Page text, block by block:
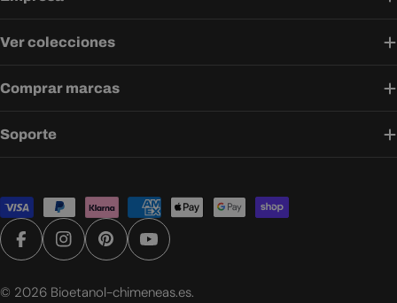
Ver colecciones
Comprar marcas
Soporte
Métodos
de
pagoFacebookInstagramPinterestYouTube
© 2026 Bioetanol-chimeneas.es.